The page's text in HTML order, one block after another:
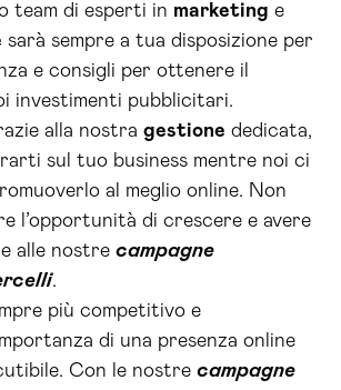
team di esperti in marketing e
sarà sempre a tua disposizione per
e consigli per ottenere il
investimenti pubblicitari.
alla nostra gestione dedicata,
sul tuo business mentre noi ci
al meglio online. Non
l’opportunità di crescere e avere
alle nostre campagne
.
più competitivo e
di una presenza online
Con le nostre campagne